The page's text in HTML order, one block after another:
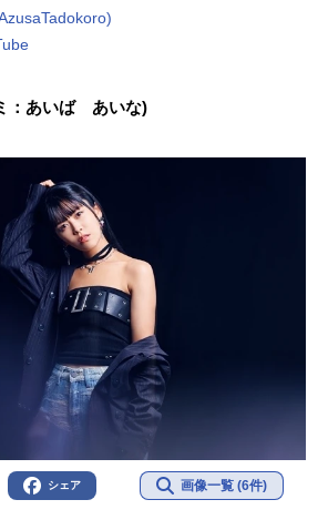
：あいば あいな)
シェア 画像一覧 (6件)